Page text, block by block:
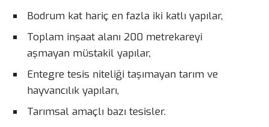
Bodrum kat hariç en fazla iki katlı yapılar,
Toplam inşaat alanı 200 metrekareyi
aşmayan müstakil yapılar,
Entegre tesis niteliği taşımayan tarım ve
hayvancılık yapıları,
Tarımsal amaçlı bazı tesisler.